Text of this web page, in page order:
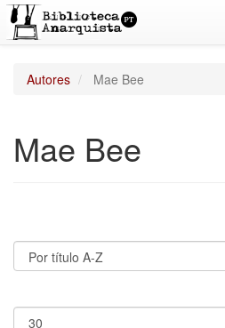
Autores Mae Bee
Mae Bee